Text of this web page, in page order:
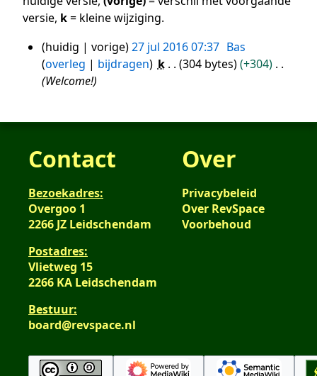
versie, k= kleine wijziging.
27
2016
huidig vorige 27 jul 2016 07:37 Bas
overleg
bijdragen k 304 bytes
+304
Welcome!
Contact
Bezoekadres:
Overgoo 1
2266 JZ Leidschendam
Postadres:
Vlietweg 15
2266 KA Leidschendam
Bestuur:
board@revspace.nl
Over
Privacybeleid
Over RevSpace
Voorbehoud